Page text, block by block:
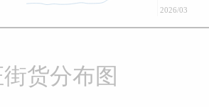
2026/03
货分布图